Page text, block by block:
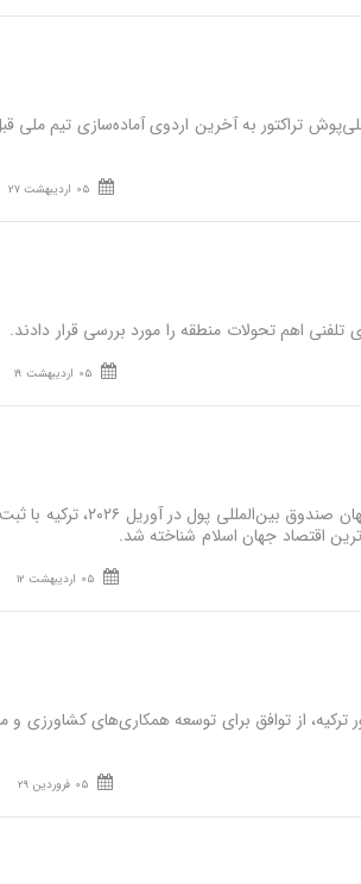
تراکتور به آخرین اردوی آماده‌سازی تیم ملی
05 اردیبهشت 27
اهم تحولات منطقه را مورد بررسی قرار دادند.
05 اردیبهشت 19
نصر: بر اساس تازه‌ترین گزارش چشم‌انداز اقتصادی جهان صندوق بین‌المللی
05 اردیبهشت 12
از توافق برای توسعه همکاری‌های کشاورزی و
05 فروردین 29